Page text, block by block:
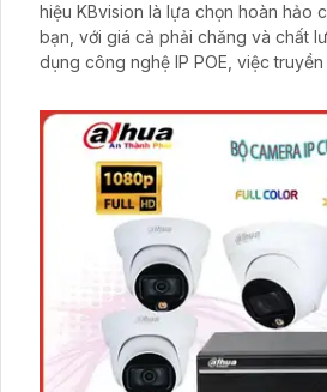
hiệu KBvision là lựa chọn hoàn hảo
bạn, với giá cả phải chăng và chất
dụng công nghệ IP POE, việc
nhiều hệ thống khác nhau, giúp bạn
cách linh hoạt. Ngoài ra, với